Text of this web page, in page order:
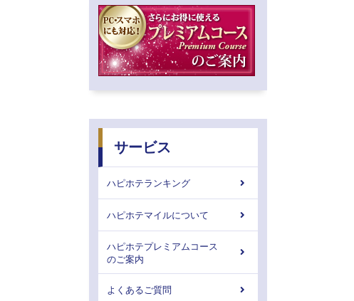
サービス
ハピホテランキング
ハピホテマイルについて
ハピホテプレミアムコース
のご案内
よくあるご質問